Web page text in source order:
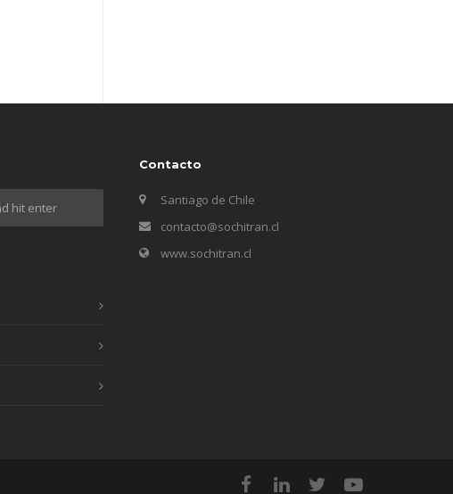
Contacto
Santiago de Chile
contacto@sochitran.cl
www.sochitran.cl